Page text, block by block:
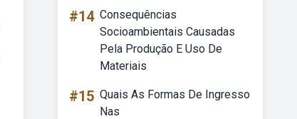
#14 Consequências
Socioambientais Causadas
Pela Produção E Uso De
Materiais
#15 Quais As Formas De Ingresso
Nas